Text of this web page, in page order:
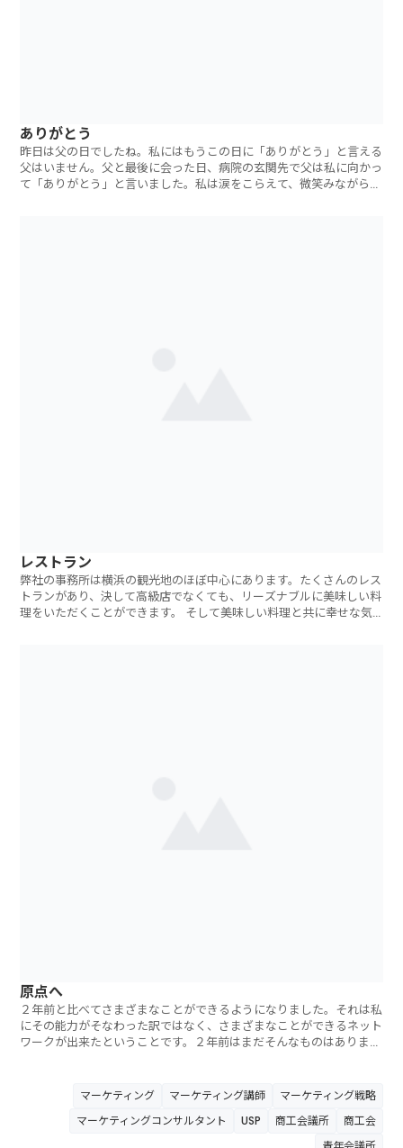
ありがとう
昨日は父の日でしたね。私にはもうこの日に「ありがとう」と言える
父はいません。父と最後に会った日、病院の玄関先で父は私に向かっ
て「ありがとう」と言いました。私は涙をこらえて、微笑みながらた
レストラン
弊社の事務所は横浜の観光地のほぼ中心にあります。たくさんのレス
トランがあり、決して高級店でなくても、リーズナブルに美味しい料
理をいただくことができます。 そして美味しい料理と共に幸せな気
原点へ
２年前と比べてさまざまなことができるようになりました。それは私
にその能力がそなわった訳ではなく、さまざまなことができるネット
ワークが出来たということです。２年前はまだそんなものはありませ
マーケティング マーケティング講師
マーケティング戦略
マーケティングコンサルタント
USP 商工会議所
商工会